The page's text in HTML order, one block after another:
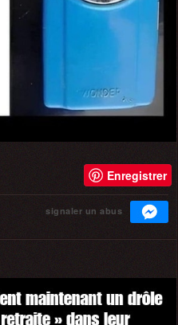
Enregistrer
signaler un abus